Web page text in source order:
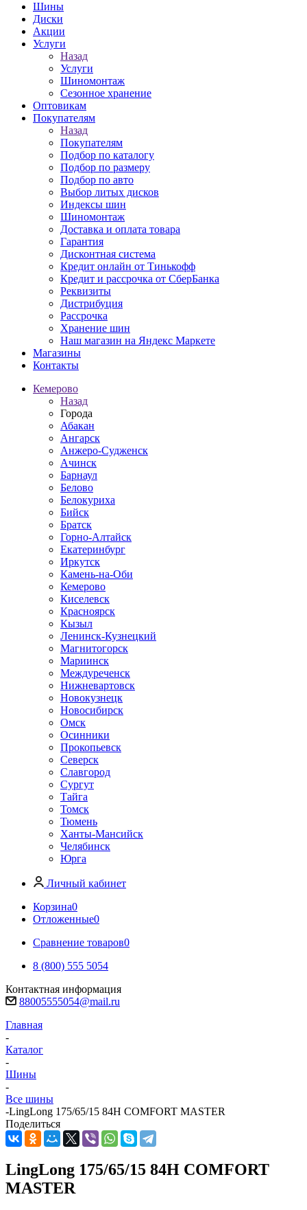
Шины
Диски
Акции
Услуги
Назад
Услуги
Шиномонтаж
Сезонное хранение
Оптовикам
Покупателям
Назад
Покупателям
Подбор по каталогу
Подбор по размеру
Подбор по авто
Выбор литых дисков
Индексы шин
Шиномонтаж
Доставка и оплата товара
Гарантия
Дисконтная система
Кредит онлайн от Тинькофф
Кредит и рассрочка от СберБанка
Реквизиты
Дистрибуция
Рассрочка
Хранение шин
Наш магазин на Яндекс Маркете
Магазины
Контакты
Кемерово
Назад
Города
Абакан
Ангарск
Анжеро-Судженск
Ачинск
Барнаул
Белово
Белокуриха
Бийск
Братск
Горно-Алтайск
Екатеринбург
Иркутск
Камень-на-Оби
Кемерово
Киселевск
Красноярск
Кызыл
Ленинск-Кузнецкий
Магнитогорск
Мариинск
Междуреченск
Нижневартовск
Новокузнецк
Новосибирск
Омск
Осинники
Прокопьевск
Северск
Славгород
Сургут
Тайга
Томск
Тюмень
Ханты-Мансийск
Челябинск
Юрга
Личный кабинет
Корзина0
Отложенные0
Сравнение товаров0
8 (800) 555 5054
Контактная информация
88005555054@mail.ru
Главная
-
Каталог
-
Шины
-
Все шины
-LingLong 175/65/15 84H COMFORT MASTER
Поделиться
LingLong 175/65/15 84H COMFORT
MASTER